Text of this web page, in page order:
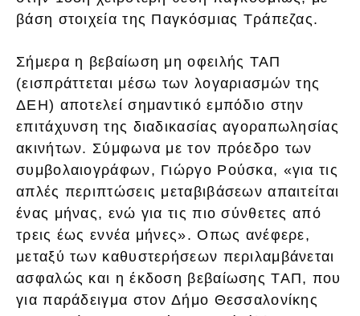
βάση στοιχεία της Παγκόσμιας Τράπεζας.
Σήμερα η βεβαίωση μη οφειλής ΤΑΠ
(εισπράττεται μέσω των λογαριασμών της
ΔΕΗ) αποτελεί σημαντικό εμπόδιο στην
επιτάχυνση της διαδικασίας αγοραπωλησίας
ακινήτων. Σύμφωνα με τον πρόεδρο των
συμβολαιογράφων, Γιώργο Ρούσκα, «για τις
απλές περιπτώσεις μεταβιβάσεων απαιτείται
ένας μήνας, ενώ για τις πιο σύνθετες από
τρεις έως εννέα μήνες». Οπως ανέφερε,
μεταξύ των καθυστερήσεων περιλαμβάνεται
ασφαλώς και η έκδοση βεβαίωσης ΤΑΠ, που
για παράδειγμα στον Δήμο Θεσσαλονίκης